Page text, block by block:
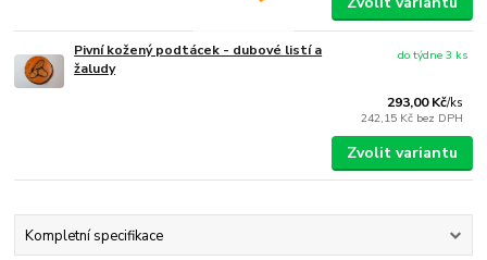
Pivní kožený podtácek - dubové listí a
žaludy
293,00 Kč/ks
242,15 Kč bez DPH
do týdne 3 ks
Zvolit variantu
Kompletní specifikace